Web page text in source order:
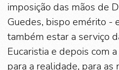
imposição das mãos de
Guedes, bispo emérito -
também estar a serviço
Eucaristia e depois com
para a realidade, para as